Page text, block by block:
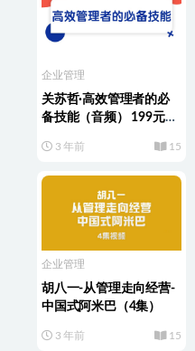
企业管理
关苏哲·高效管理者的必
备技能（音频） 199元课
3 年前 15
企业管理
胡八一-从管理走向经营-
中国式阿米巴（4集）
3 年前 15